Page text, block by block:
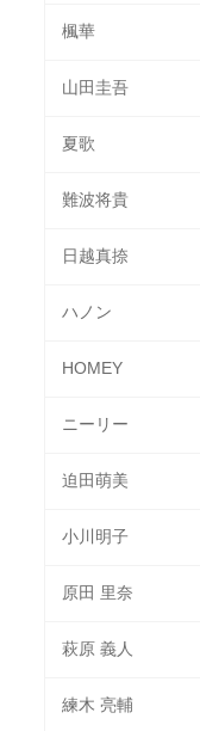
楓華
山田圭吾
夏歌
難波将貴
日越真捺
ハノン
HOMEY
ニーリー
迫田萌美
小川明子
原田 里奈
萩原 義人
練木 亮輔